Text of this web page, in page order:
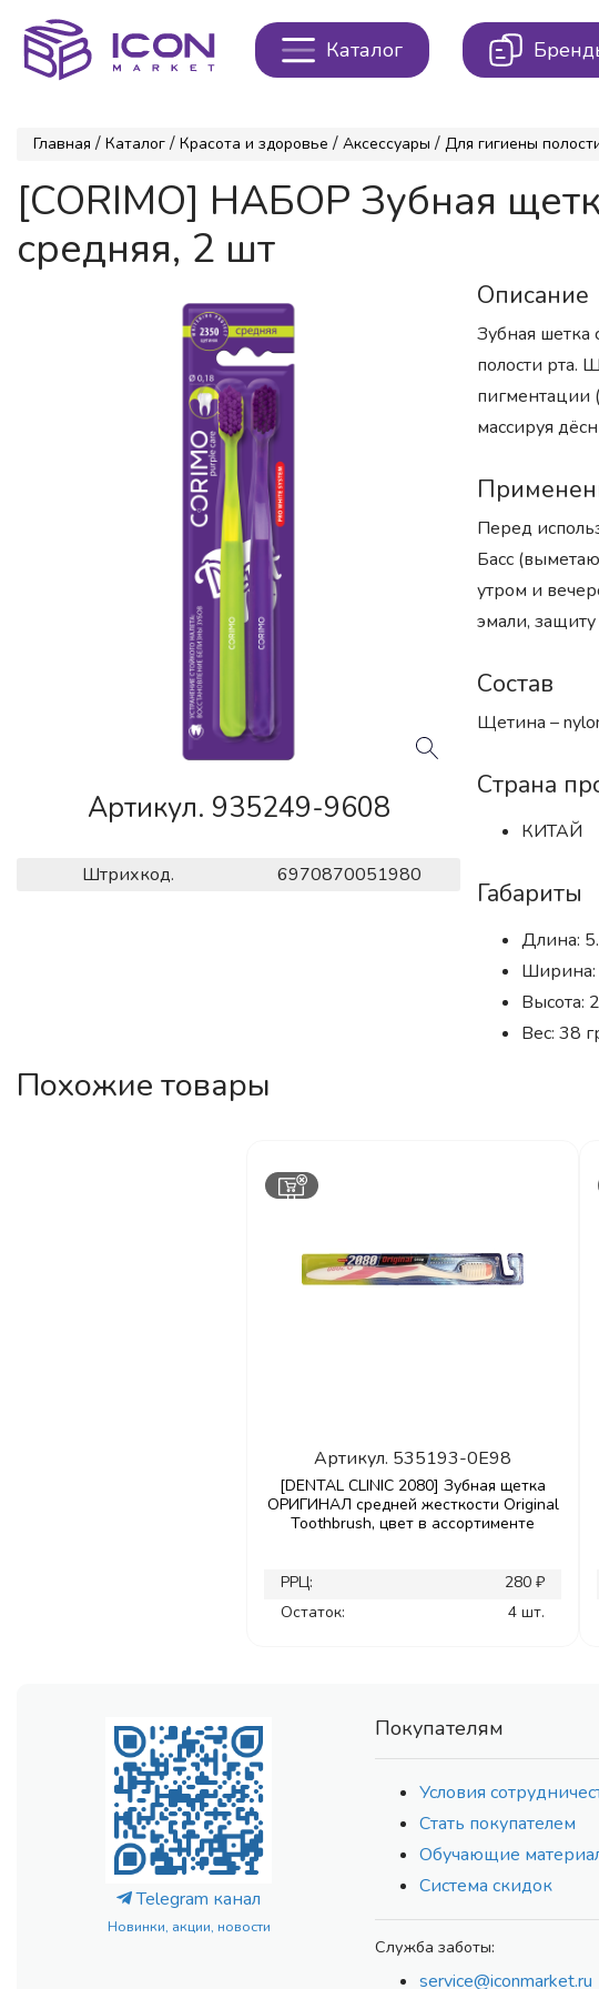
Каталог
Главная / Каталог / Красота и здоровье / Аксессуары / Для гигиены
[CORIMO] НАБОР Зубная
средняя, 2 шт
Артикул. 935249-9608
Штрихкод. 6970870051980
Описание
Зубная шетка
полости рта.
пигментации
массируя
Перед
Басс
утром и
эмали,
Состав
Щетина –
Страна
КИТАЙ
Габариты
Длина:
Ширина:
Высота:
Вес: 38
Похожие товары
Артикул. 535193-0E98
[DENTAL CLINIC 2080] Зубная щетка
ОРИГИНАЛ средней жесткости Original
Toothbrush, цвет в ассортименте
РРЦ:
280 ₽
Остаток:
4 шт.
Telegram канал
Новинки, акции, новости
Покупателям
Условия
Стать покупателем
Обучающие
Система скидок
Служба заботы:
service@iconmarket.ru